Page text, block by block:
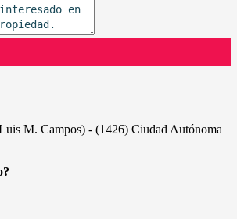
M. Campos) - (1426) Ciudad Autónoma